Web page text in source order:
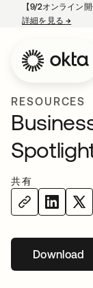
【9/2オンライン
詳細を見る→
RESOURCES
共有
Download